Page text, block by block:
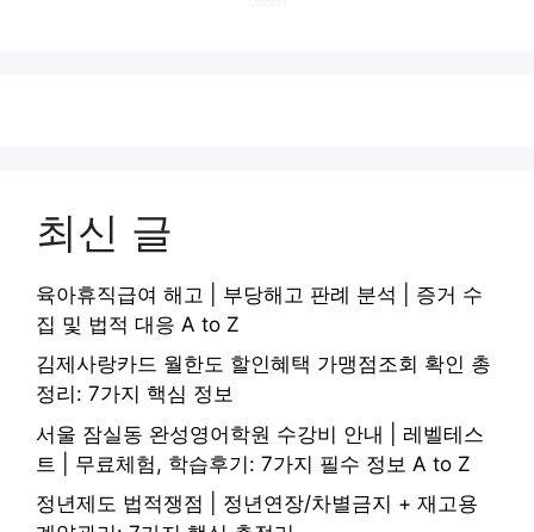
최신 글
육아휴직급여 해고 | 부당해고 판례 분석 | 증거 수
집 및 법적 대응 A to Z
김제사랑카드 월한도 할인혜택 가맹점조회 확인 총
정리: 7가지 핵심 정보
서울 잠실동 완성영어학원 수강비 안내 | 레벨테스
트 | 무료체험, 학습후기: 7가지 필수 정보 A to Z
정년제도 법적쟁점 | 정년연장/차별금지 + 재고용